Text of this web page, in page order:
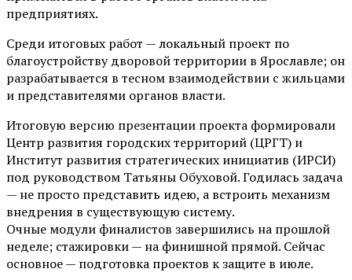
предприятиях.
Среди итоговых работ — локальный проект по
благоустройству дворовой территории в Ярославле; он
разрабатывается в тесном взаимодействии с жильцами
и представителями органов власти.
Итоговую версию презентации проекта формировали
Центр развития городских территорий (ЦРГТ) и
Институт развития стратегических инициатив (ИРСИ)
под руководством Татьяны Обуховой. Годилась задача
— не просто представить идею, а встроить механизм
внедрения в существующую систему.
Очные модули финалистов завершились на прошлой
неделе; стажировки — на финишной прямой. Сейчас
основное — подготовка проектов к защите в июле.